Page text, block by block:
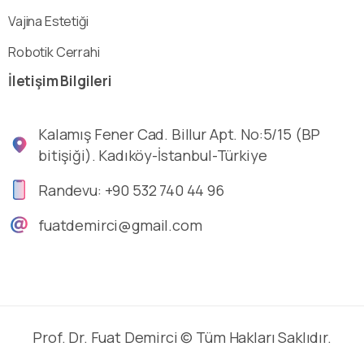
Vajina Estetiği
Robotik Cerrahi
İletişimBilgileri
Kalamış Fener Cad. Billur Apt. No:5/15 (BP
bitişiği). Kadıköy-İstanbul-Türkiye
Randevu: +90 532 740 44 96
fuatdemirci@gmail.com
Prof. Dr. Fuat Demirci © Tüm Hakları Saklıdır.